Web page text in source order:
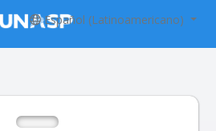
Español (Latinoamericano)